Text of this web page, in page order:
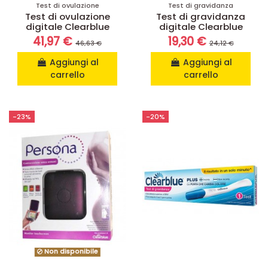
Test di ovulazione
Test di ovulazione
digitale Clearblue
41,97 € 46,63 €
Aggiungi al
carrello
Test di gravidanza
Test di gravidanza
digitale Clearblue
19,30 €24,12 €
Aggiungi al
carrello
-23%
Non disponibile
-20%